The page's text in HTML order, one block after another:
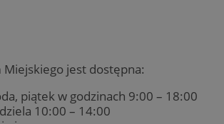
jest dostępna:
piątek w godzinach 9:00 – 18:00
10:00 – 14:00